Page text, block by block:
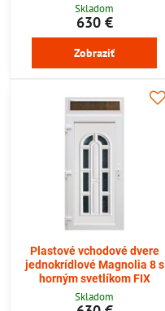
Skladom
630 €
Zobraziť
Plastové vchodové dvere
jednokrídlové Magnolia 8 s
horným svetlíkom FIX
Skladom